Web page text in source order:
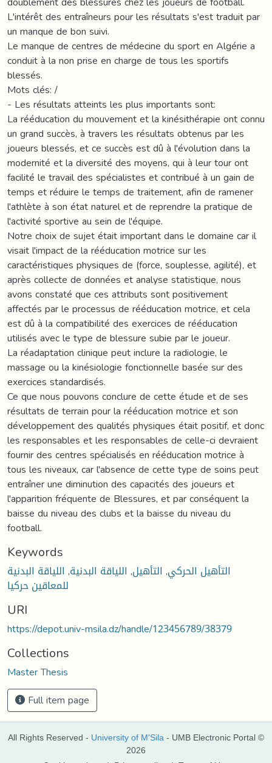
Keywords
التأهيل الحركي, التأهيل, اللياقة البدنية, اللياقة البدنية
للمعاقين حركيا
URI
https://depot.univ-msila.dz/handle/123456789/38379
Collections
Master Thesis
Full item page
All Rights Reserved - University of M'Sila - UMB Electronic Portal ©
2026